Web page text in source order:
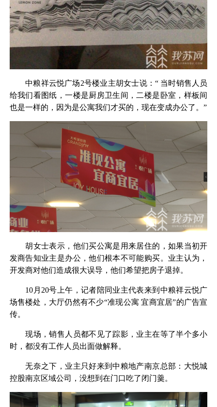
中粮祥云悦广场2号楼业主胡女士说：“ 当时销售人员
给我们看图纸，一楼是厨房卫生间，二楼是卧室，样板间
也是一样的，因为是公寓我们才买的，现在变成办公了。”
胡女士表示，他们买公寓是用来居住的，如果当初开
发商告知业主是办公，他们根本不可能购买。业主认为，
开发商对他们造成很大误导，他们希望把房子退掉。
10月20号上午，记者陪同业主代表来到中粮祥云悦广
场售楼处，大厅仍然有不少“准现公寓 宜商宜居”的广告宣
传。
现场，销售人员都不见了踪影，业主在等了半个多小
时，都没有工作人员出面做解释。
无奈之下，业主只好来到中粮地产南京总部：大悦城
控股南京区域公司，没想到在门口吃了闭门羹。